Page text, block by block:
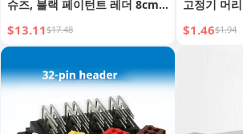
슈즈, 블랙 페이턴트 레더 8cm
하이 섹시 펌프스 (파티, 나이트
클럽, 가을, 블루 크리스탈)
$13.11$17.48
고정기 머
스타일링
$1.46$1.94